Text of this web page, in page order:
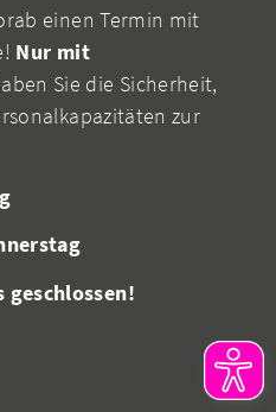
einen Termin mit
Nur mit
Sie die Sicherheit,
zur